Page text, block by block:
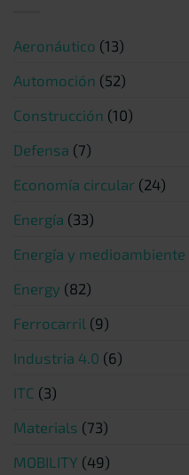
Aeronáutico (13)
Automoción (52)
Construcción (10)
Defensa (7)
Economía circular (24)
Energía (33)
Energía y medioambiente
Energy (82)
Ferrocarril (9)
Industria 4.0 (6)
ITC (3)
Materials (73)
MOBILITY (49)